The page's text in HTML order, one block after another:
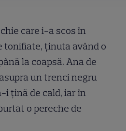
care i-a scos în
tonifiate, ținuta având o
la coapsă. Ana de
un trenci negru
i țină de cald, iar în
o pereche de